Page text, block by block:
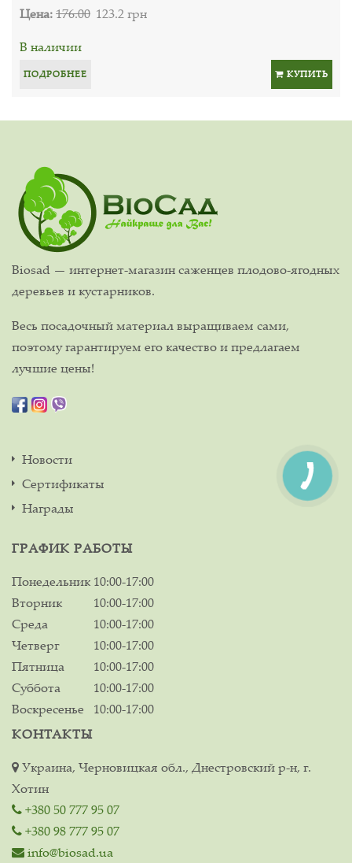
Цена:176.00 123.2 грн
В наличии
ПОДРОБНЕЕ КУПИТЬ
Biosad — интернет-магазин саженцев плодово-ягодных
деревьев и кустарников.
Весь посадочный материал выращиваем сами,
поэтому гарантируем его качество и предлагаем
лучшие цены!
Новости
Сертификаты
Награды
ГРАФИК РАБОТЫ
Понедельник 10:00-17:00
Вторник
10:00-17:00
Среда
10:00-17:00
Четверг
10:00-17:00
Пятница
10:00-17:00
Суббота
10:00-17:00
Воскресенье
10:00-17:00
КОНТАКТЫ
Украина, Черновицкая обл., Днестровский р-н, г.
Хотин
+380 50 777 95 07
+380 98 777 95 07
info@biosad.ua